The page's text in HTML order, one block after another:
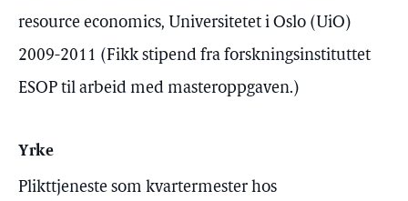
resource economics, Universitetet i Oslo (UiO)
2009-2011 (Fikk stipend fra forskningsinstituttet
ESOP til arbeid med masteroppgaven.)
Yrke
Plikttjeneste som kvartermester hos